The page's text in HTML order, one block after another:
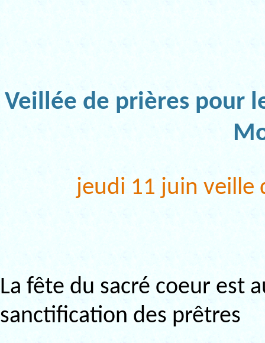
Veillée de prières pour
jeudi 11 juin veille
La fête du sacré coeur est
sanctification des prêtres